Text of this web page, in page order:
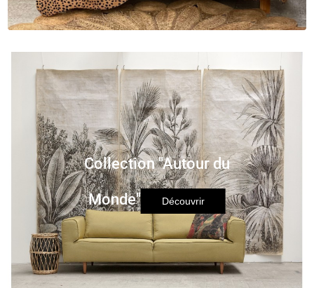
Collection "Autour du
Monde" Découvrir